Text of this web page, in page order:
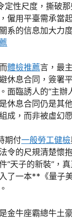
定性尺度，撕破
僱用平臺需承當
系的信息加大力
體檢推薦言，最
休息合同，簽署
面臨誘人的“主辦
休息合同仍是其
成，而非被虛幻
期付一般勞工健檢
令的尺規清楚懷
“天子的新裝”，
了一本**《量子
金牛座霸總牛土